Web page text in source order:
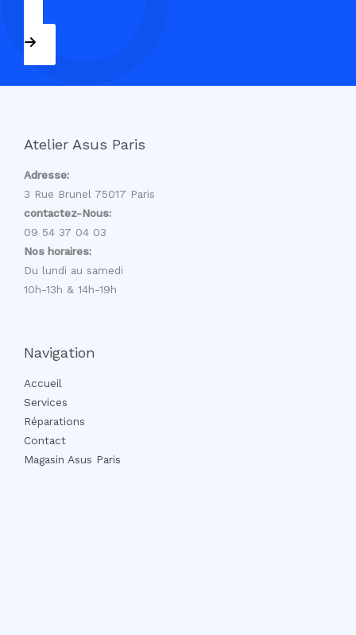
09 54 37 04 03
Atelier Asus Paris
Adresse:
3 Rue Brunel 75017 Paris
contactez-Nous:
09 54 37 04 03
Nos horaires:
Du lundi au samedi
10h-13h & 14h-19h
Navigation
Accueil
Services
Réparations
Contact
Magasin Asus Paris